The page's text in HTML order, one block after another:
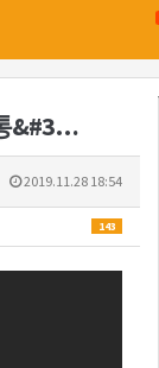
&#3…
2019.11.28 18:54
143